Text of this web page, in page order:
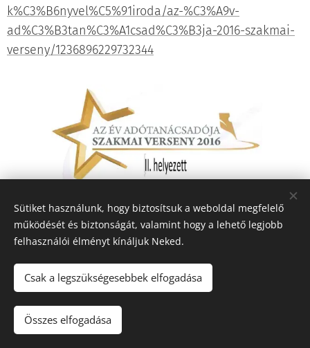
k%C3%B6nyvel%C5%91iroda/az-%C3%A9v-
ad%C3%B3tan%C3%A1csad%C3%B3ja-2016-szakmai-
verseny/1236896229732344
Share
© 2020 Csizmás Pál 2112 Versegyház, Etűd utca 18.
Az oldalt aWebnode
Sütiket használunk, hogy biztosítsuk a weboldal megfelelő
működését és biztonságát, valamint hogy a lehető legjobb
felhasználói élményt kínáljuk Neked.
Csak a legszükségesebbek elfogadása
Összes elfogadása